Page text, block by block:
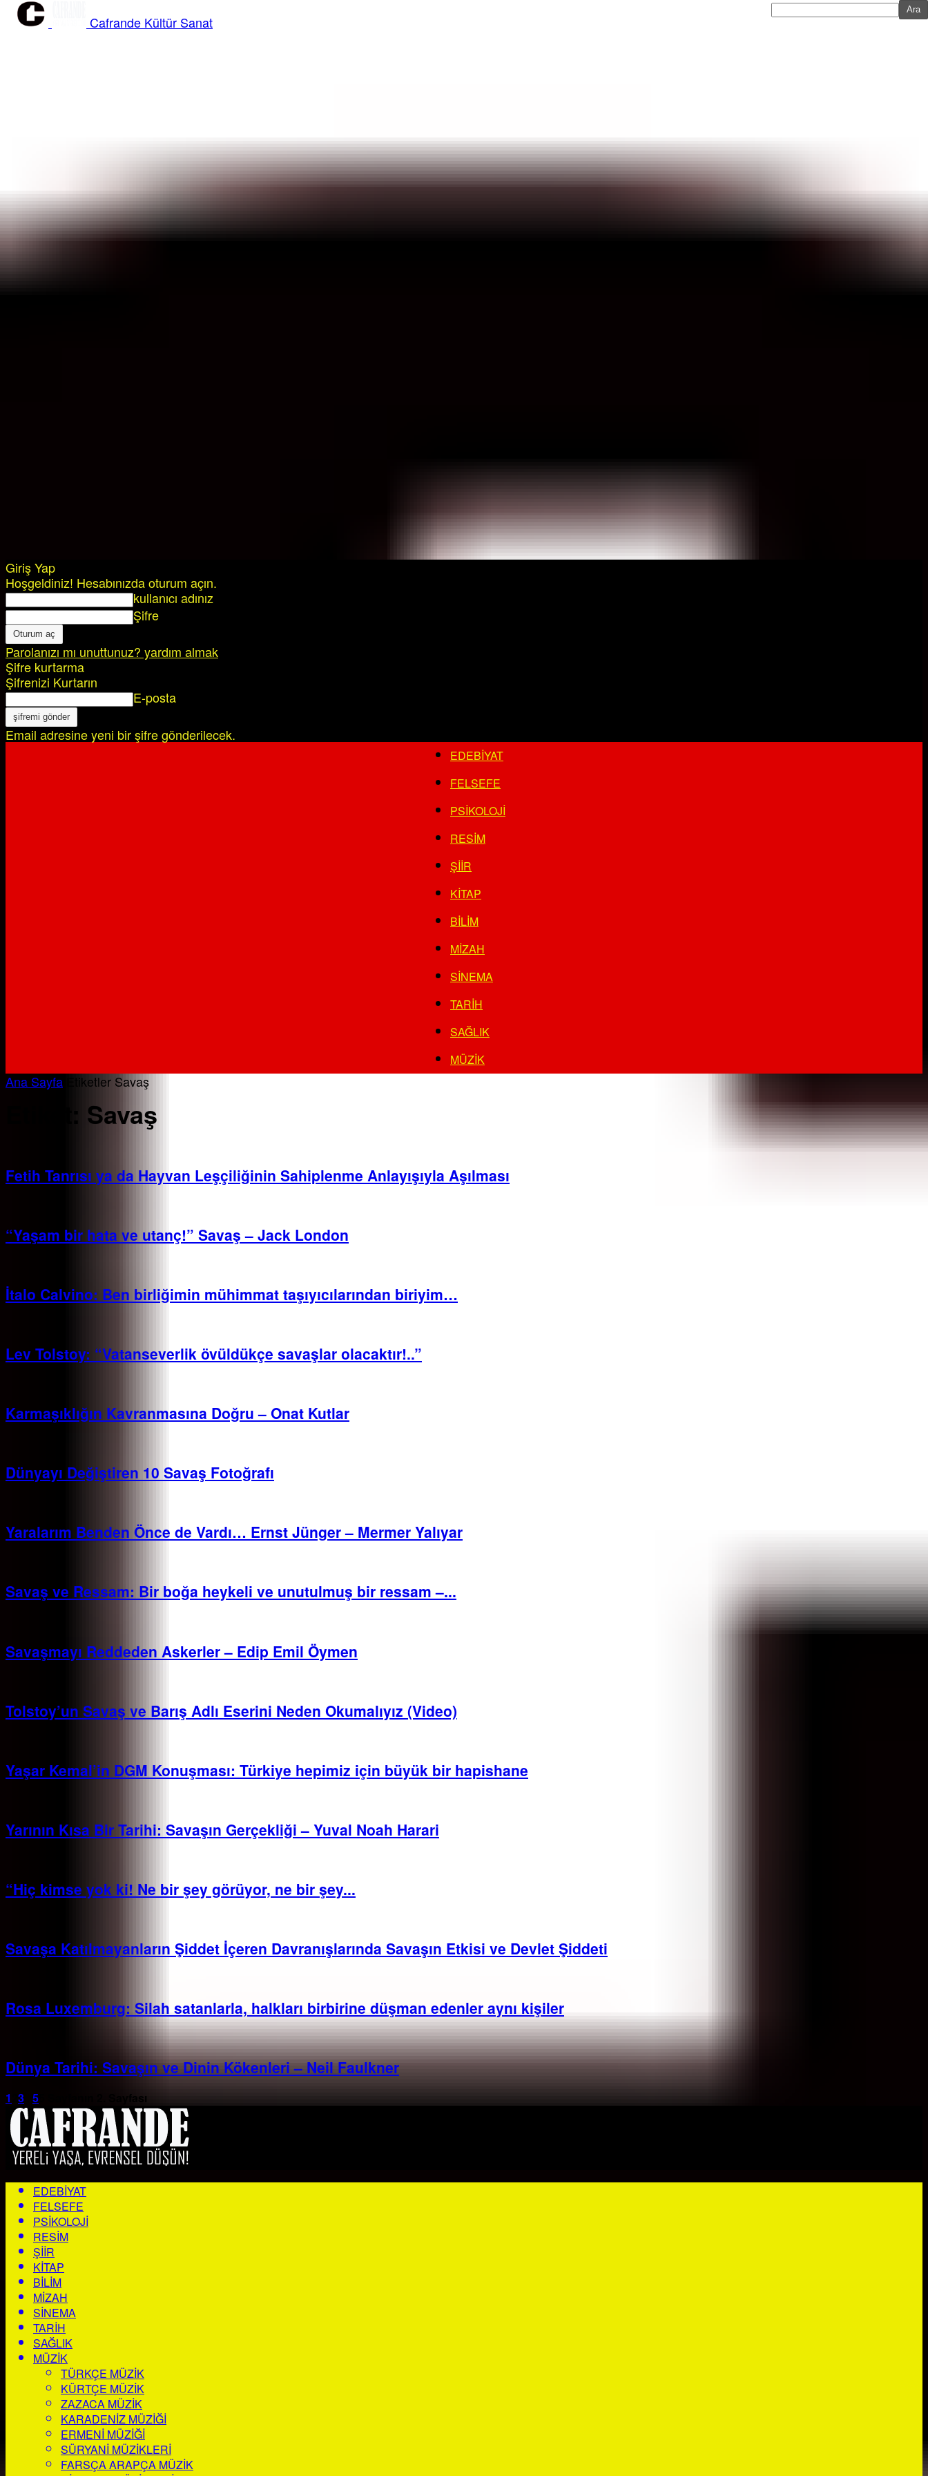
Giriş Yap
Hoşgeldiniz! Hesabınızda oturum açın.
kullanıcı adınız
Şifre
Parolanızı mı unuttunuz? yardım almak
Şifre kurtarma
Şifrenizi Kurtarın
E-posta
Email adresine yeni bir şifre gönderilecek.
Cafrande Kültür Sanat
EDEBIYAT
FELSEFE
PSIKOLOJI
RESIM
ŞIIR
KITAP
BILIM
MIZAH
SINEMA
TARIH
SAĞLIK
MÜZIK
Ana Sayfa Etiketler Savaş
Etiket: Savaş
Fetih Tanrısı ya da Hayvan Leşçiliğinin Sahiplenme Anlayışıyla Aşılması
“Yaşam bir hata ve utanç!” Savaş – Jack London
İtalo Calvino: Ben birliğimin mühimmat taşıyıcılarından biriyim…
Lev Tolstoy: “Vatanseverlik övüldükçe savaşlar olacaktır!..”
Karmaşıklığın Kavranmasına Doğru – Onat Kutlar
Dünyayı Değiştiren 10 Savaş Fotoğrafı
Yaralarım Benden Önce de Vardı… Ernst Jünger – Mermer Yalıyar
Savaş ve Ressam: Bir boğa heykeli ve unutulmuş bir ressam –...
Savaşmayı Reddeden Askerler – Edip Emil Öymen
Tolstoy’un Savaş ve Barış Adlı Eserini Neden Okumalıyız (Video)
Yaşar Kemal’in DGM Konuşması: Türkiye hepimiz için büyük bir hapishane
Yarının Kısa Bir Tarihi: Savaşın Gerçekliği – Yuval Noah Harari
“Hiç kimse yok ki! Ne bir şey görüyor, ne bir şey...
Savaşa Katılmayanların Şiddet İçeren Davranışlarında Savaşın Etkisi ve Devlet Şiddeti
Rosa Luxemburg: Silah satanlarla, halkları birbirine düşman edenler aynı kişiler
Dünya Tarihi: Savaşın ve Dinin Kökenleri – Neil Faulkner
1 3 5 5 Sayfanın 2. Sayfası
EDEBIYAT
FELSEFE
PSIKOLOJI
RESIM
ŞIIR
KITAP
BILIM
MIZAH
SINEMA
TARIH
SAĞLIK
MÜZIK
TÜRKÇE MÜZIK
KÜRTÇE MÜZIK
ZAZACA MÜZIK
KARADENIZ MÜZIĞI
ERMENI MÜZIĞI
SÜRYANI MÜZIKLERI
FARSÇA ARAPÇA MÜZIK